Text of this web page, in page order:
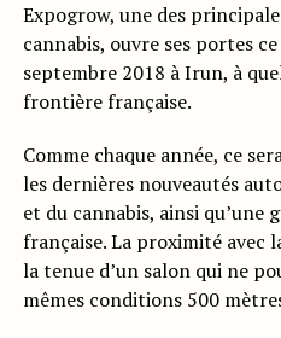
Expogrow, une des
cannabis, ouvre ses portes
septembre 2018 à Irun, à
frontière française.
Comme chaque année, ce
les dernières nouveautés
et du cannabis, ainsi qu’une
française. La proximité
la tenue d’un salon qui ne
mêmes conditions 500